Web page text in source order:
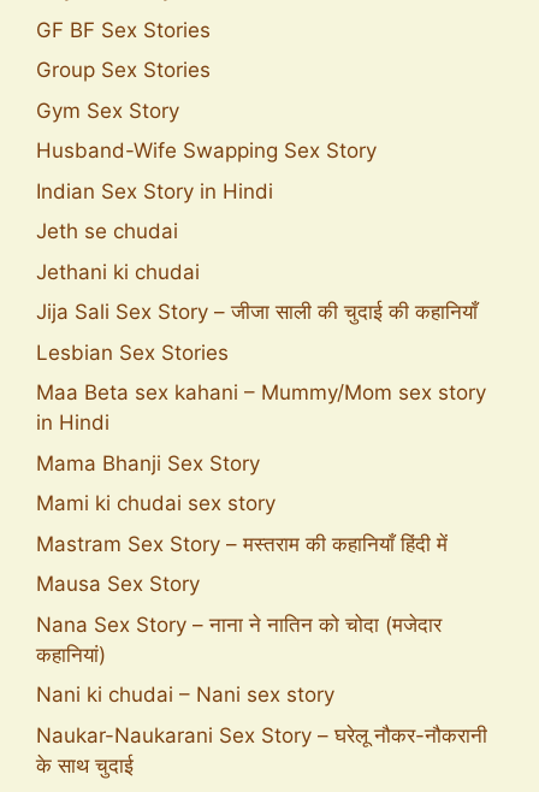
GF BF Sex Stories
Group Sex Stories
Gym Sex Story
Husband-Wife Swapping Sex Story
Indian Sex Story in Hindi
Jeth se chudai
Jethani ki chudai
Jija Sali Sex Story – जीजा साली की चुदाई की कहानियाँ
Lesbian Sex Stories
Maa Beta sex kahani – Mummy/Mom sex story
in Hindi
Mama Bhanji Sex Story
Mami ki chudai sex story
Mastram Sex Story – मस्तराम की कहानियाँ हिंदी में
Mausa Sex Story
Nana Sex Story – नाना ने नातिन को चोदा (मजेदार
कहानियां)
Nani ki chudai – Nani sex story
Naukar-Naukarani Sex Story – घरेलू नौकर-नौकरानी
के साथ चुदाई